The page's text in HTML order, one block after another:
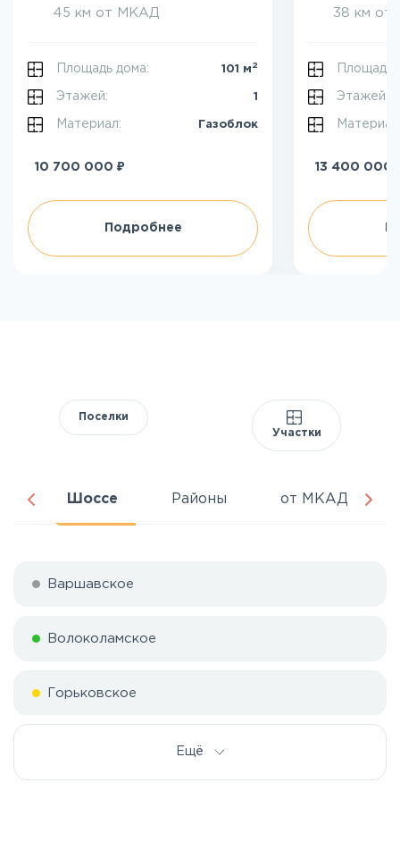
45 км от МКАД
Площадь дома: 101 м 2
Этажей: 1
Материал: Газоблок
10 700 000 ₽
Подробнее
38 км
Площадь
Этажей:
13 400 000
Поселки
Участки
Шоссе Районы от МКАД
Варшавское
Волоколамское
Горьковское
Ещё